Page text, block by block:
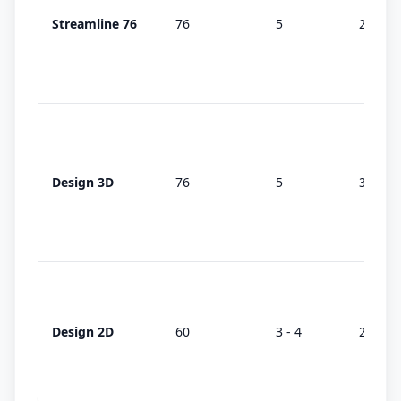
Streamline 76 76 5 2 (AD)
Design 3D 76 5 3 (MD)
Design 2D 60 3 - 4 2 (AD)